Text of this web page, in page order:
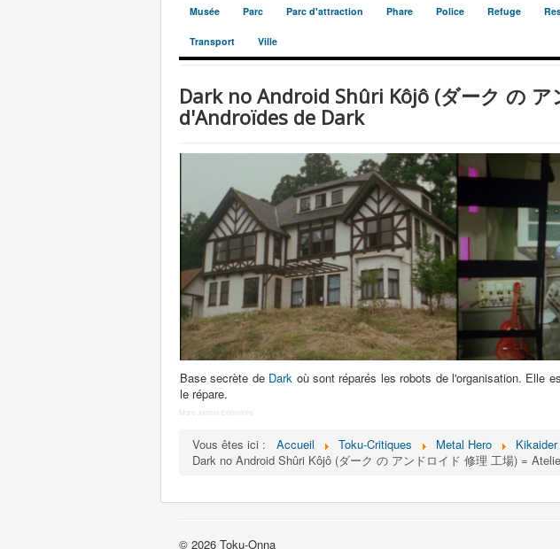
Musée Parc Parc d'attraction Phare Police Refuge
Transport Ville
Dark no Android Shûri Kôjô (ダーク の
d'Androïdes de Dark
Base secrète de Dark où sont réparés les robots de l'organisation. Elle
le répare.
More Joomla Extensions
Vous êtes ici : Accueil Toku-Critiques Metal Hero Kikaider
Dark no Android Shûri Kôjô (ダーク の アンドロイド 修理 工場) =
© 2026 Toku-Onna